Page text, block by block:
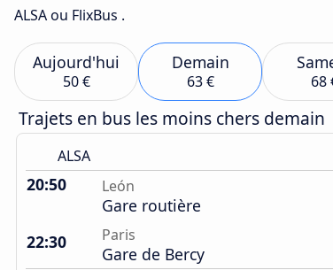
ALSA ou FlixBus .
Aujourd'hui
50 €
Demain
63 € 68
Trajets en bus les moins chers demain
ALSA
20:50 León
Gare routière
22:30
Paris
Gare de Bercy